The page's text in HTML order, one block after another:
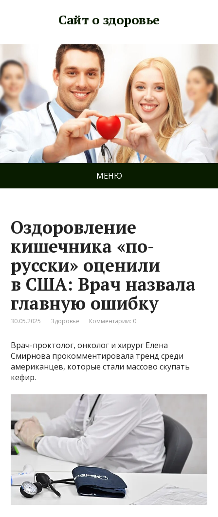
Сайт о здоровье
МЕНЮ
Оздоровление
кишечника «по-
русски» оценили
в США: Врач назвала
главную ошибку
30.05.2025 Здоровье Комментарии: 0
Врач-проктолог, онколог и хирург Елена
Смирнова прокомментировала тренд среди
американцев, которые стали массово скупать
кефир.